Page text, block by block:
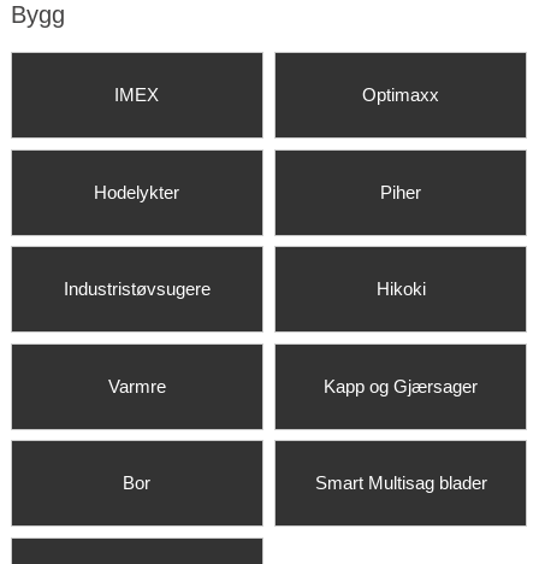
Bygg
IMEX Optimaxx
Hodelykter Piher
Industristøvsugere Hikoki
Varmre Kapp og Gjærsager
Bor Smart Multisag blader